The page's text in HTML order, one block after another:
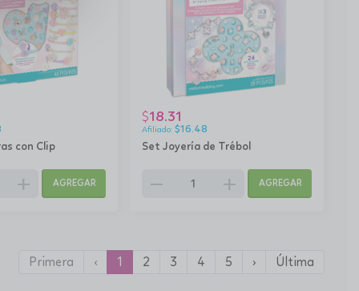
con Clip
add AGREGAR
Set Joyería de Trébol
$18.31
$16.48
remove add AGREGAR
Primera ‹ 1 2 3 4 5 › Última